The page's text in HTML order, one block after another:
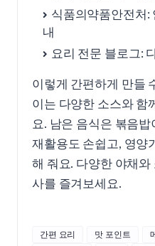
식품의약품안전처:
내
요리 전문 블로그:
이렇게 간편하게 만들
이는 다양한 소스와 함
요. 남은 음식은 볶음
재활용도 손쉽고, 영양
해 줘요. 다양한 야채
사를 즐겨보세요.
간편 요리 맛 포인트